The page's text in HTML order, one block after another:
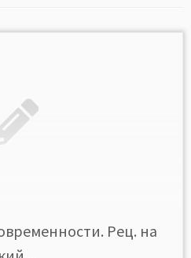
Рец. на